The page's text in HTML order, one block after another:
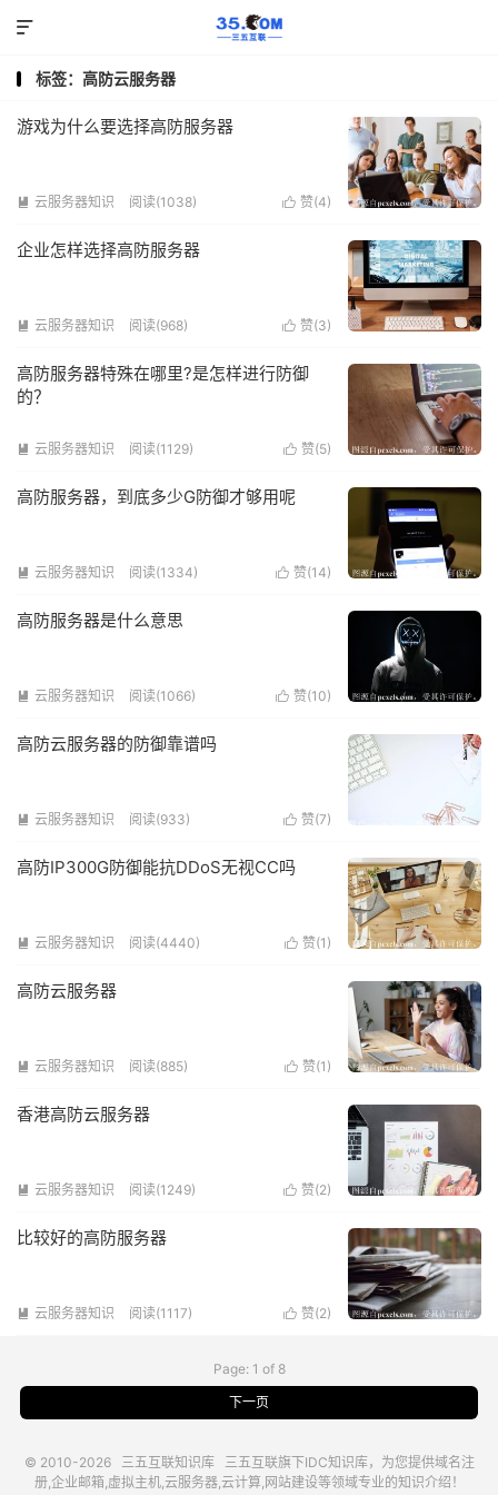

标签：高防云服务器
游戏为什么要选择高防服务器
 云服务器知识 阅读(1038)  赞(4)
企业怎样选择高防服务器
 云服务器知识 阅读(968)  赞(3)
高防服务器特殊在哪里?是怎样进行防御
的？
 云服务器知识 阅读(1129)  赞(5)
高防服务器，到底多少G防御才够用呢
 云服务器知识 阅读(1334)  赞(14)
高防服务器是什么意思
 云服务器知识 阅读(1066)  赞(10)
高防云服务器的防御靠谱吗
 云服务器知识 阅读(933)  赞(7)
高防IP300G防御能抗DDoS无视CC吗
 云服务器知识 阅读(4440)  赞(1 )
高防云服务器
 云服务器知识 阅读(885)  赞(1 )
香港高防云服务器
 云服务器知识 阅读(1249)  赞(2)
比较好的高防服务器
 云服务器知识 阅读(1117)  赞(2)
Page: 1 of 8
下一页
© 2010-2026 三五互联知识库 三五互联旗下IDC知识库，为您提供域名注
册,企业邮箱,虚拟主机,云服务器,云计算,网站建设等领域专业的知识介绍！